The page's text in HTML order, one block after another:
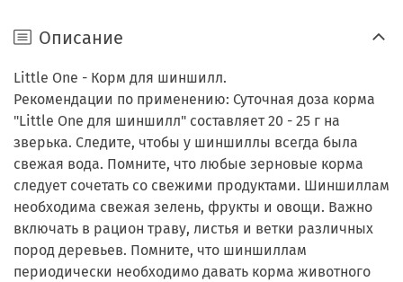
Описание
Little One - Корм для шиншилл.
Рекомендации по применению: Суточная доза корма
"Little One для шиншилл" составляет 20 - 25 г на
зверька. Следите, чтобы у шиншиллы всегда была
свежая вода. Помните, что любые зерновые корма
следует сочетать со свежими продуктами. Шиншиллам
необходима свежая зелень, фрукты и овощи. Важно
включать в рацион траву, листья и ветки различных
пород деревьев. Помните, что шиншиллам
периодически необходимо давать корма животного